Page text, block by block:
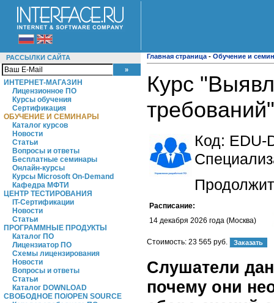
РАССЫЛКИ САЙТА
ИНТЕРНЕТ-МАГАЗИН
Лицензионное ПО
Курсы обучения
Сертификация
ОБУЧЕНИЕ И СЕМИНАРЫ
Каталог курсов
Новости
Статьи
Вопросы и ответы
Бесплатные семинары
Онлайн-курсы
Курсы Microsoft On-Demand
Кафедра МФТИ
ЦЕНТР ТЕСТИРОВАНИЯ
IT-Сертификации
Новости
Статьи
ПРОГРАММНЫЕ ПРОДУКТЫ
Каталог ПО
Лицензиатор ПО
Схемы лицензирования
Новости
Вопросы и ответы
Статьи
Каталог DOWNLOAD
СВОБОДНОЕ ПО/OPEN SOURCE
Главная страница - Обучение и
Курс
требований"
Код: EDU-
Расписание:
14 декабря 2026 года (Москва)
Стоимость: 23 565 руб.
Слушатели
почему они